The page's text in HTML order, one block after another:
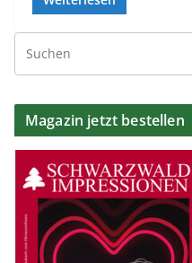
Magazin jetzt bestellen